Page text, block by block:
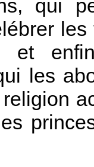
qui
et
les